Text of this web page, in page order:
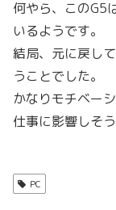
何やら、このG5
いるようです。
結局、元に戻し
うことでした。
かなりモチベー
仕事に影響しそう
PC